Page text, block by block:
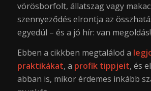
vörösborfolt, állatszag vagy
szennyeződés elrontja az
egyedül – és a jó hír: van megoldás!
Ebben a cikkben megtalálod a
praktikákat, a profik tippjeit, és
abban is, mikor érdemes inkább